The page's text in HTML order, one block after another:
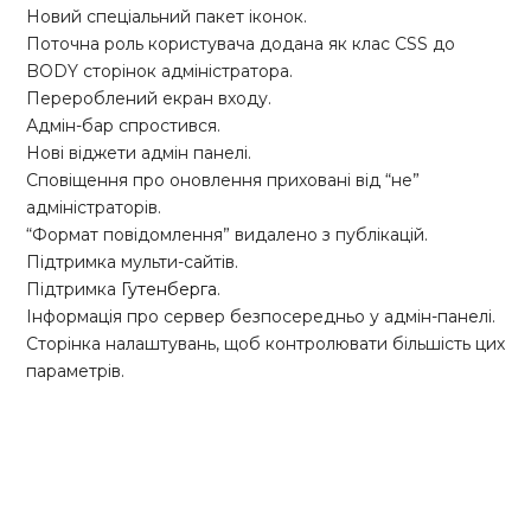
Новий спеціальний пакет іконок.
Поточна роль користувача додана як клас CSS до
BODY сторінок адміністратора.
Перероблений екран входу.
Адмін-бар спростився.
Нові віджети адмін панелі.
Сповіщення про оновлення приховані від “не”
адміністраторів.
“Формат повідомлення” видалено з публікацій.
Підтримка мульти-сайтів.
Підтримка Гутенберга.
Інформація про сервер безпосередньо у адмін-панелі.
Сторінка налаштувань, щоб контролювати більшість цих
параметрів.